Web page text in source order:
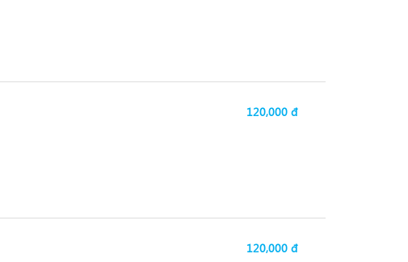
120,000 đ
120,000 đ